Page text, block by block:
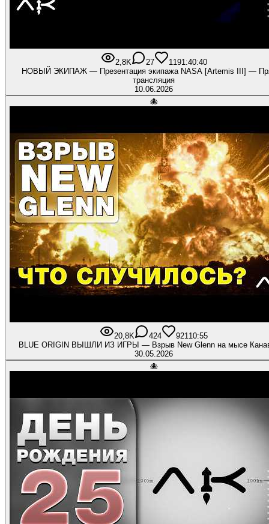
2,8K 27 1191:40:40
НОВЫЙ ЭКИПАЖ — Презентация экипажа NASA [Artemis III] —
трансляция
10.06.2026
🐙
20,8K 424 921 10:55
BLUE ORIGIN ВЫШЛИ ИЗ ИГРЫ — Взрыв New Glenn на мысе
30.05.2026
🐙